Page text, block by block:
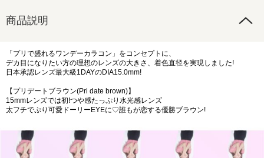
商品説明
「プリで盛れるワンデーカラコン」をコンセプトに、
デカ目になりたい方の理想のレンズの大きさ、着色直径を実現しました!
日本承認レンズ最大級1DAYのDIA15.0mm!
【プリデートブラウン(Pri date brown)】
15mmレンズでは初!つや感たっぷり水光感レンズ
太フチでぷり可愛ドーリーEYEに♡誰もが恋する優勝ブラウン!